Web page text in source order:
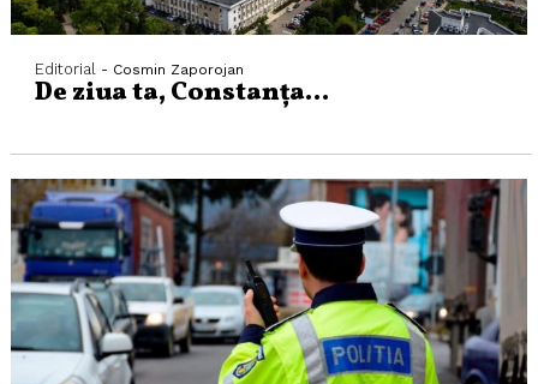
Editorial- Cosmin Zaporojan
De ziua ta, Constanța…